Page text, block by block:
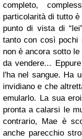
completo,
particolarità di tutto è
punto di vista di
tanto con così pochi
non è ancora sotto
da vendere...
l'ha nel sangue. Ha
invidiano e che
emularlo. La sua
pronta a calarsi le
contrario, Mae è
anche parecchio